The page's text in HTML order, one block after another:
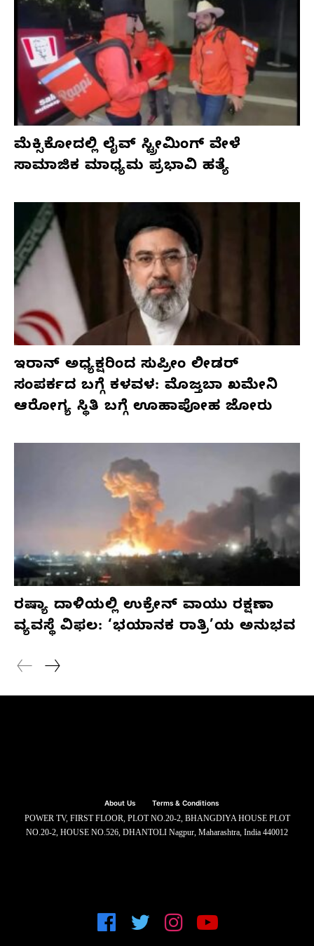
ಮೆಕ್ಸಿಕೋದಲ್ಲಿ ಲೈವ್ ಸ್ಟ್ರೀಮಿಂಗ್ ವೇಳೆ
ಸಾಮಾಜಿಕ ಮಾಧ್ಯಮ ಪ್ರಭಾವಿ ಹತ್ಯೆ
ಇರಾನ್ ಅಧ್ಯಕ್ಷರಿಂದ ಸುಪ್ರೀಂ ಲೀಡರ್
ಸಂಪರ್ಕದ ಬಗ್ಗೆ ಕಳವಳ: ಮೊಜ್ತಬಾ ಖಮೇನಿ
ಆರೋಗ್ಯ ಸ್ಥಿತಿ ಬಗ್ಗೆ ಊಹಾಪೋಹ ಜೋರು
ರಷ್ಯಾ ದಾಳಿಯಲ್ಲಿ ಉಕ್ರೇನ್ ವಾಯು ರಕ್ಷಣಾ
ವ್ಯವಸ್ಥೆ ವಿಫಲ: ‘ಭಯಾನಕ ರಾತ್ರಿ’ಯ ಅನುಭವ
About Us Terms & Conditions
POWER TV, FIRST FLOOR, PLOT NO.20-2, BHANGDIYA HOUSE PLOT
NO.20-2, HOUSE NO.526, DHANTOLI Nagpur, Maharashtra, India 440012